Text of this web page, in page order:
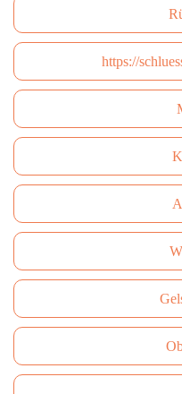
https://